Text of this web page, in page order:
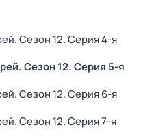
. Сезон 12. Серия 4-я
. Сезон 12. Серия 5-я
. Сезон 12. Серия 6-я
. Сезон 12. Серия 7-я